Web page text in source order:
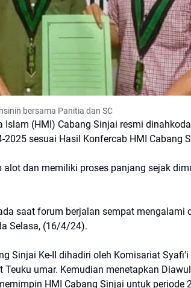
bersama Panitia dan SC
Islam (HMI) Cabang Sinjai resmi
sesuai Hasil Konfercab HMI Cabang
dan memiliki proses panjang sejak
saat forum berjalan sempat mengalami
Selasa, (16/4/24).
Sinjai Ke-II dihadiri oleh Komisariat
umar. Kemudian menetapkan
HMI Cabang Sinjai untuk periode